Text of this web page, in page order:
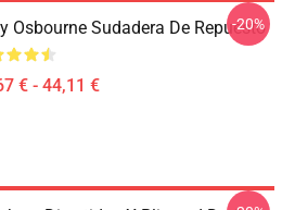
Osbourne Sudadera De Repuesto
€ - 44,11 €
-20%